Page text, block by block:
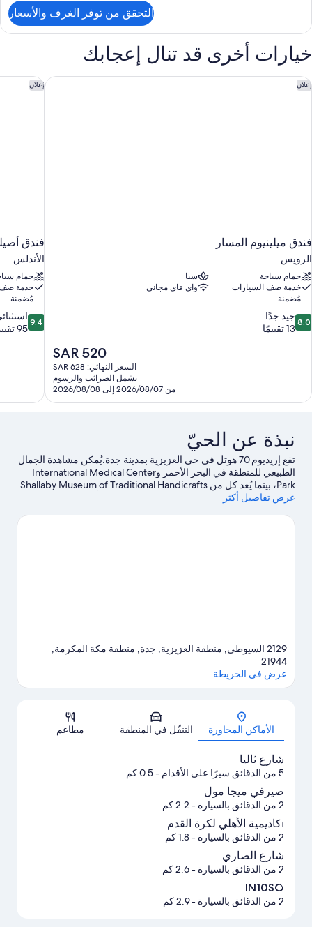
View
Standard
Double
Room
With
City
View
التحقق من توفر الغرف والأسعار
خيارات أخرى قد تنال إعجابك
إعلان
فندق ميلينيوم المسار
الرويس
حمام سباحة
سبا
خدمة صف السيارات
مُضمنة
واي فاي مجاني
8.0
من
8.0 جيد جدًا
13 تقييمًا
السعر
الحالي
هو
SAR
520
SAR 520
السعر النهائي: SAR 628
يشمل الضرائب والرسوم
من 2026/08/07 إلى 2026/08/08
فندق ميلينيوم المسار إعلان
فندق
الأندلس
حمام
خدمة صف
مُضمنة
9.4
من
9.4
95 تقييمًا
فندق
نبذة عن الحيّ
تقع إريديوم 70 هوتل في حي العزيزية بمدينة جدة.يُمكن مشاهدة الجمال
الطبيعي للمنطقة في البحر الأحمر وInternational Medical Center
Park، بينما يُعد كل من Shallaby Museum of Traditional Handicrafts
للعلوم والمعرفة أيضًا.
عرض تفاصيل أكثر
2129 السيوطي, منطقة العزيزية, جدة, منطقة مكة المكرمة,
21944
عرض في الخريطة
الأماكن المجاورة التنقّل في المنطقة مطاعم
شارع ثاليا
5 من الدقائق سيرًا على الأقدام - 0.5 كم
صيرفي ميجا مول
2 من الدقائق بالسيارة - 2.2 كم
أكاديمية الأهلي لكرة القدم
2 من الدقائق بالسيارة - 1.8 كم
شارع الصاري
2 من الدقائق بالسيارة - 2.6 كم
IN10SO
2 من الدقائق بالسيارة - 2.9 كم